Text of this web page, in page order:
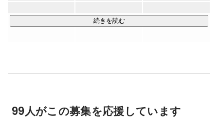
などの理由からwild ideaを選んで入社してくれました！
続きを読む
99人がこの募集を応援しています